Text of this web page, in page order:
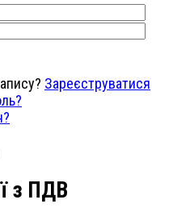
Зареєструватися
з ПДВ